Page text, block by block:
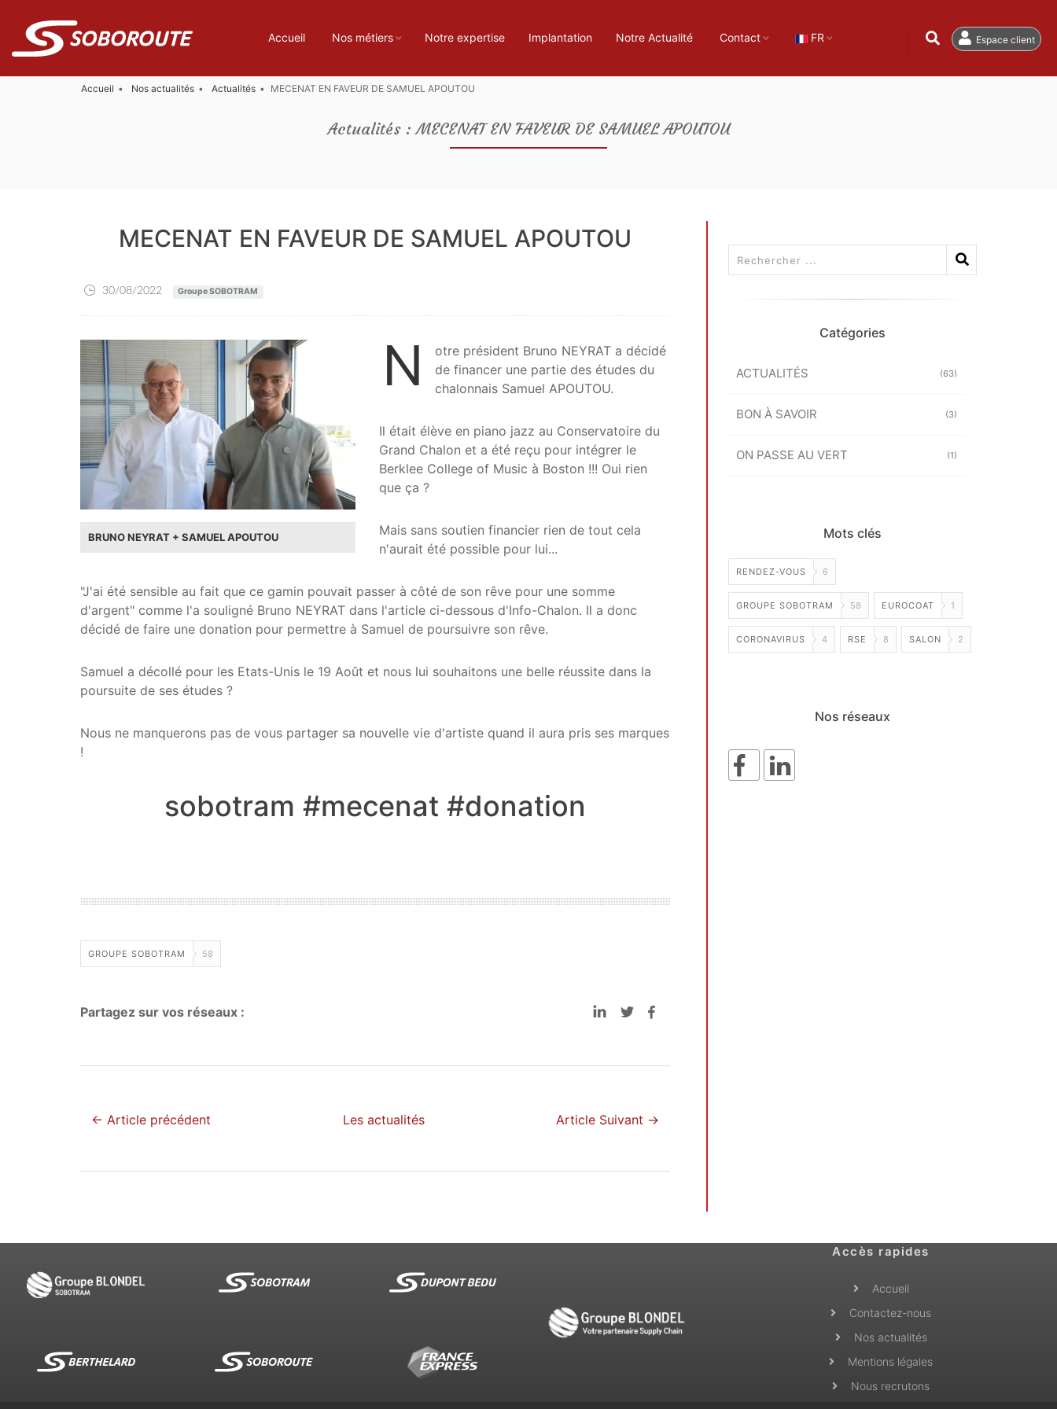
Espace client
Accueil Nos métiers Notre expertise Implantation Notre Actualité Contact FR
Accueil Nos actualités Actualités MECENAT EN FAVEUR DE SAMUEL APOUTOU
Actualités : MECENAT EN FAVEUR DE SAMUEL APOUTOU
MECENAT EN FAVEUR DE SAMUEL APOUTOU
30/08/2022 Groupe SOBOTRAM
BRUNO NEYRAT + SAMUEL APOUTOU
N
otre président Bruno NEYRAT a décidé
de financer une partie des études du
chalonnais Samuel APOUTOU.
Il était élève en piano jazz au Conservatoire du
Grand Chalon et a été reçu pour intégrer le
Berklee College of Music à Boston !!! Oui rien
que ça ?
Mais sans soutien financier rien de tout cela
n'aurait été possible pour lui...
"J'ai été sensible au fait que ce gamin pouvait passer à côté de son rêve pour une somme
d'argent" comme l'a souligné Bruno NEYRAT dans l'article ci-dessous d'Info-Chalon. Il a donc
décidé de faire une donation pour permettre à Samuel de poursuivre son rêve.
Samuel a décollé pour les Etats-Unis le 19 Août et nous lui souhaitons une belle réussite dans la
poursuite de ses études ?
Nous ne manquerons pas de vous partager sa nouvelle vie d'artiste quand il aura pris ses marques
!
sobotram #mecenat #donation
GROUPE SOBOTRAM 58
Partagez sur vos réseaux :
← Article précédent Les actualités Article Suivant →
Catégories
(63)
ACTUALITÉS
(3)
BON À SAVOIR
(1)
ON PASSE AU VERT
Mots clés
RENDEZ-VOUS 6
GROUPE SOBOTRAM 58 EUROCOAT 1
CORONAVIRUS 4 RSE 8 SALON 2
Nos réseaux
Accès rapides
Accueil
Contactez-nous
Nos actualités
Mentions légales
Nous recrutons